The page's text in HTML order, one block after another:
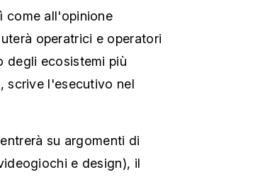
come all'opinione
operatrici e operatori
degli ecosistemi più
scrive l'esecutivo nel
su argomenti di
e design), il